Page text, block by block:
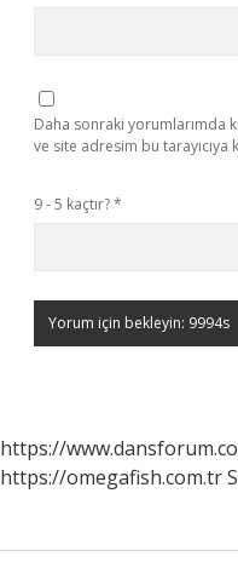
Daha sonraki yorumlarımda
ve site adresim bu tarayıcıya
9 - 5 kaçtır?*
https://
https://omegafish.com.tr